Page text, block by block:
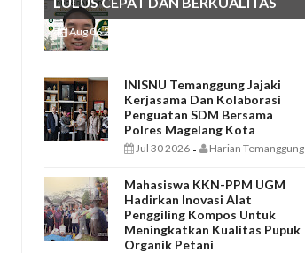
Aug 06 2026 -
INISNU Temanggung Jajaki
Kerjasama Dan Kolaborasi
Penguatan SDM Bersama
Polres Magelang Kota
Jul 30 2026 - Harian Temanggung
Mahasiswa KKN-PPM UGM
Hadirkan Inovasi Alat
Penggiling Kompos Untuk
Meningkatkan Kualitas Pupuk
Organik Petani